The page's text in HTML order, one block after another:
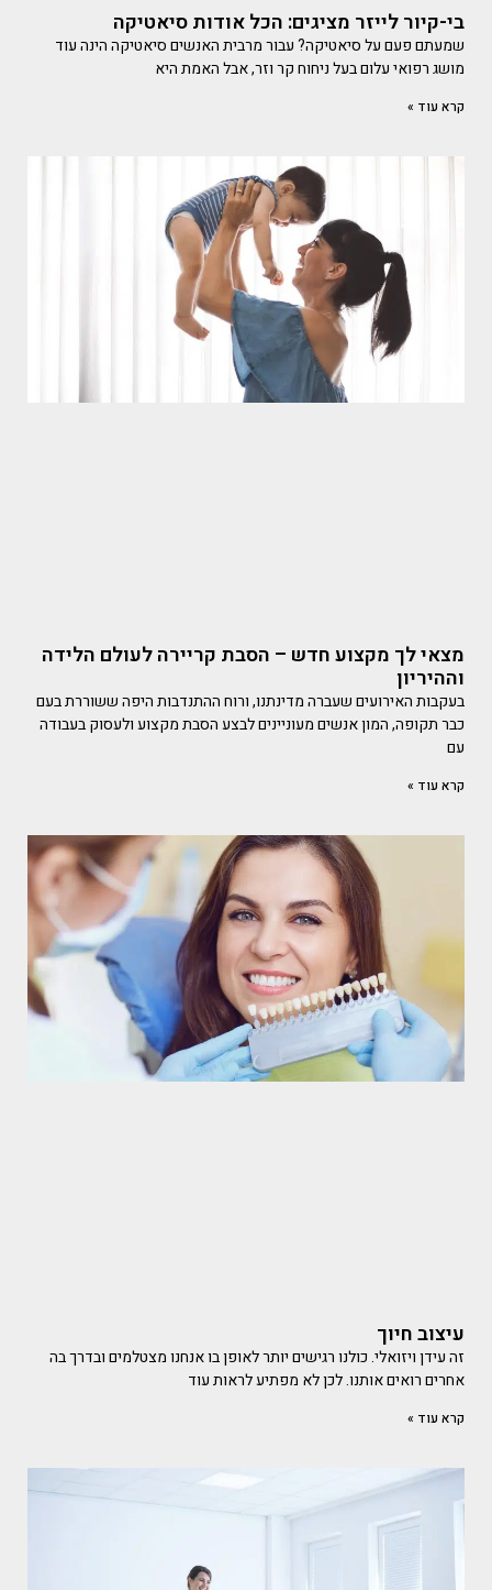
בי-קיור לייזר מציגים: הכל אודות סיאטיקה
שמעתם פעם על סיאטיקה? עבור מרבית האנשים סיאטיקה הינה עוד
מושג רפואי עלום בעל ניחוח קר וזר, אבל האמת היא
קרא עוד »
מצאי לך מקצוע חדש – הסבת קריירה לעולם הלידה
וההיריון
בעקבות האירועים שעברה מדינתנו, ורוח ההתנדבות היפה ששוררת בעם
כבר תקופה, המון אנשים מעוניינים לבצע הסבת מקצוע ולעסוק בעבודה
עם
קרא עוד »
עיצוב חיוך
זה עידן ויזואלי. כולנו רגישים יותר לאופן בו אנחנו מצטלמים ובדרך בה
אחרים רואים אותנו. לכן לא מפתיע לראות עוד
קרא עוד »